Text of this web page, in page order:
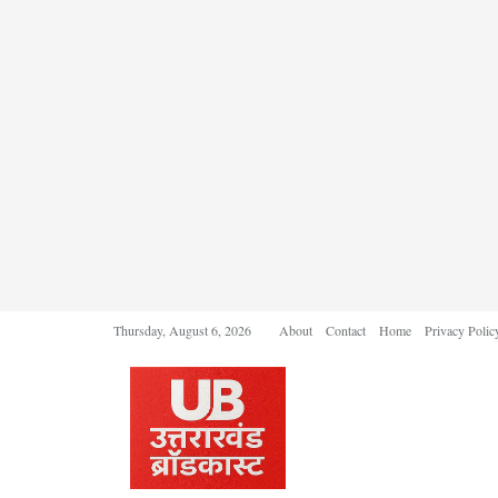
Thursday, August 6, 2026 About Contact Home Privacy